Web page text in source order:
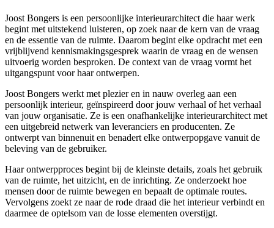
Joost Bongers is een persoonlijke interieurarchitect die haar werk
begint met uitstekend luisteren, op zoek naar de kern van de vraag
en de essentie van de ruimte. Daarom begint elke opdracht met een
vrijblijvend kennismakingsgesprek waarin de vraag en de wensen
uitvoerig worden besproken. De context van de vraag vormt het
uitgangspunt voor haar ontwerpen.
Joost Bongers werkt met plezier en in nauw overleg aan een
persoonlijk interieur, geïnspireerd door jouw verhaal of het verhaal
van jouw organisatie. Ze is een onafhankelijke interieurarchitect met
een uitgebreid netwerk van leveranciers en producenten. Ze
ontwerpt van binnenuit en benadert elke ontwerpopgave vanuit de
beleving van de gebruiker.
Haar ontwerpproces begint bij de kleinste details, zoals het gebruik
van de ruimte, het uitzicht, en de inrichting. Ze onderzoekt hoe
mensen door de ruimte bewegen en bepaalt de optimale routes.
Vervolgens zoekt ze naar de rode draad die het interieur verbindt en
daarmee de optelsom van de losse elementen overstijgt.